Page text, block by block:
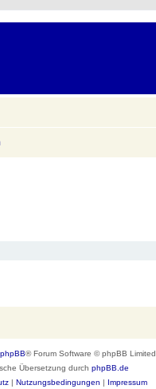
phpBB® Forum Software © phpBB Limited
Übersetzung durch phpBB.de
| Nutzungsbedingungen | Impressum